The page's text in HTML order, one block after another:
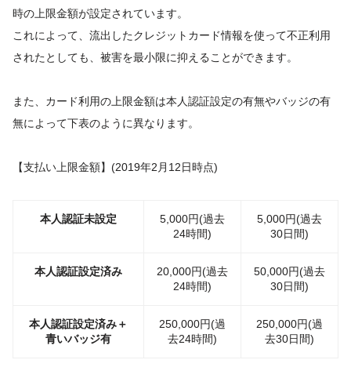
時の上限金額が設定されています。
これによって、流出したクレジットカード情報を使って不正利用
されたとしても、被害を最小限に抑えることができます。
また、カード利用の上限金額は本人認証設定の有無やバッジの有
無によって下表のように異なります。
【支払い上限金額】(2019年2月12日時点)
本人認証未設定
5,000円(過去
24時間)
5,000円(過去
30日間)
本人認証設定済み
20,000円(過去
24時間)
50,000円(過去
30日間)
本人認証設定済み＋
青いバッジ有
250,000円(過
去24時間)
250,000円(過
去30日間)